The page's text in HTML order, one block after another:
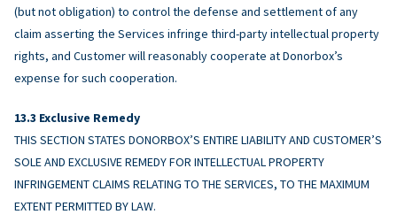
(but not obligation) to control the defense and settlement of any
claim asserting the Services infringe third-party intellectual property
rights, and Customer will reasonably cooperate at Donorbox’s
expense for such cooperation.
Exclusive Remedy
THIS SECTION STATES DONORBOX’S ENTIRE LIABILITY AND CUSTOMER’S
SOLE AND EXCLUSIVE REMEDY FOR INTELLECTUAL PROPERTY
INFRINGEMENT CLAIMS RELATING TO THE SERVICES, TO THE MAXIMUM
EXTENT PERMITTED BY LAW.